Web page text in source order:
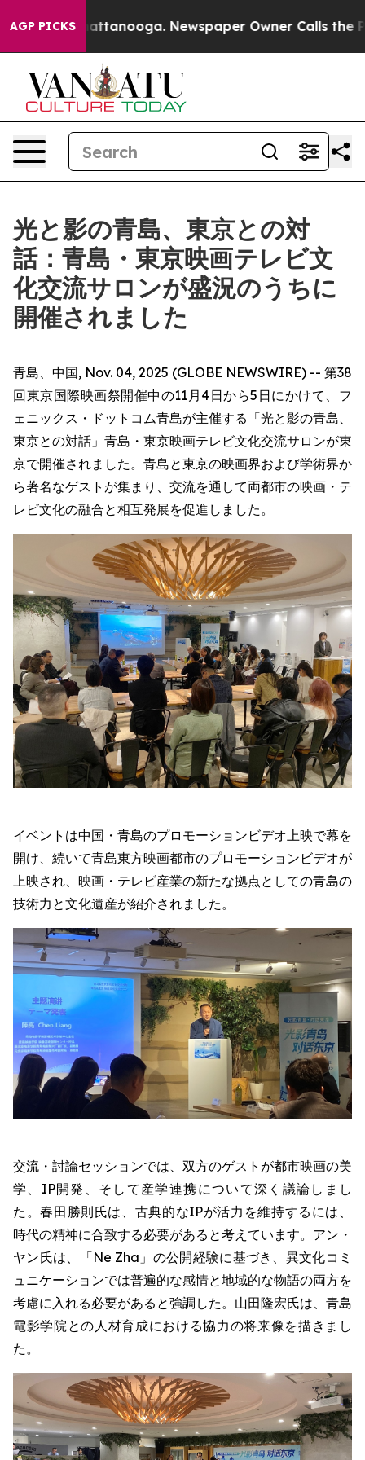
AGP PICKS
Chattanooga. Newspaper Owner Calls the People
光と影の青島、東京との対
話：青島・東京映画テレビ文
化交流サロンが盛況のうちに
開催されました
青島、中国, Nov. 04, 2025 (GLOBE NEWSWIRE) -- 第38
回東京国際映画祭開催中の11月4日から5日にかけて、フ
ェニックス・ドットコム青島が主催する「光と影の青島、
東京との対話」青島・東京映画テレビ文化交流サロンが東
京で開催されました。青島と東京の映画界および学術界か
ら著名なゲストが集まり、交流を通して両都市の映画・テ
レビ文化の融合と相互発展を促進しました。
イベントは中国・青島のプロモーションビデオ上映で幕を
開け、続いて青島東方映画都市のプロモーションビデオが
上映され、映画・テレビ産業の新たな拠点としての青島の
技術力と文化遺産が紹介されました。
交流・討論セッションでは、双方のゲストが都市映画の美
学、IP開発、そして産学連携について深く議論しまし
た。春田勝則氏は、古典的なIPが活力を維持するには、
時代の精神に合致する必要があると考えています。アン・
ヤン氏は、「Ne Zha」の公開経験に基づき、異文化コミ
ュニケーションでは普遍的な感情と地域的な物語の両方を
考慮に入れる必要があると強調した。山田隆宏氏は、青島
電影学院との人材育成における協力の将来像を描きまし
た。